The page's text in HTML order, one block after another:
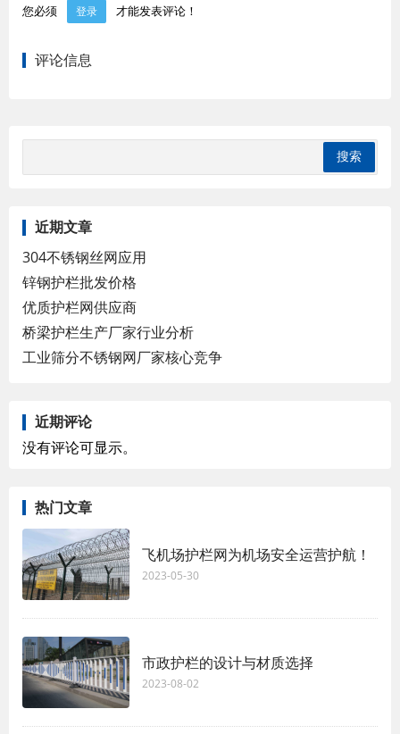
您必须 登录 才能发表评论！
评论信息
近期文章
304不锈钢丝网应用
锌钢护栏批发价格
优质护栏网供应商
桥梁护栏生产厂家行业分析
工业筛分不锈钢网厂家核心竞争
近期评论
没有评论可显示。
热门文章
飞机场护栏网为机场安全运营护航！
2023-05-30
市政护栏的设计与材质选择
2023-08-02